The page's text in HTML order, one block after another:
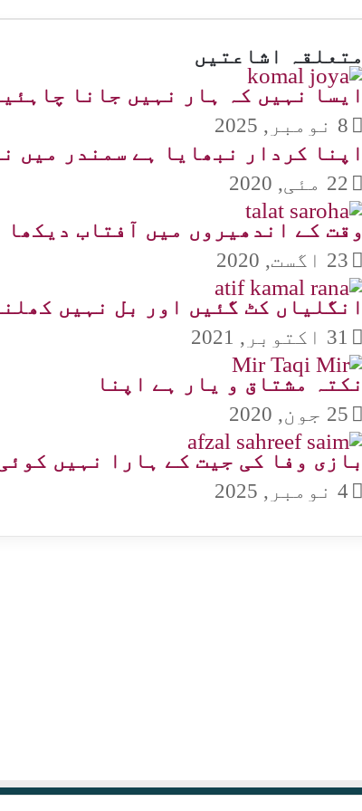
متعلقہ اشاعتیں
ایسا نہیں کہ ہار نہیں جانا
8 نومبر, 2025
اپنا کردار نبھایا ہے سمندر میں
22 مئی, 2020
وقت کے اندھیروں میں آفتاب دیکھا
23 اگست, 2020
انگلیاں کٹ گئیں اور بل نہیں
31 اکتوبر, 2021
نکتہ مشتاق و یار ہے اپنا
25 جون, 2020
بازی وفا کی جیت کے ہارا نہیں
4 نومبر, 2025